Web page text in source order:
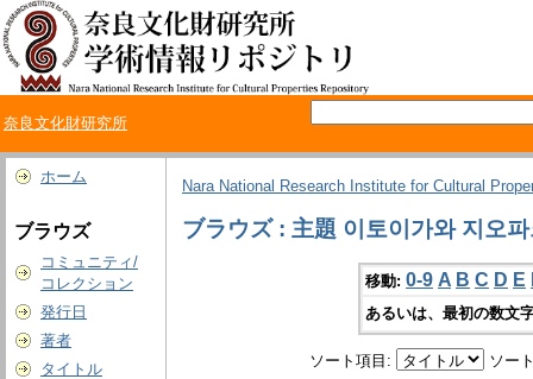
奈良文化財研究所
ホーム
ブラウズ
コミュニティ/
コレクション
発行日
著者
タイトル
Nara National Research Institute for Cultural
ブラウズ : 主題 이토이가와 지오
移動: 0-9 A B C D E
あるいは、最初の数文
ソート項目: ソー